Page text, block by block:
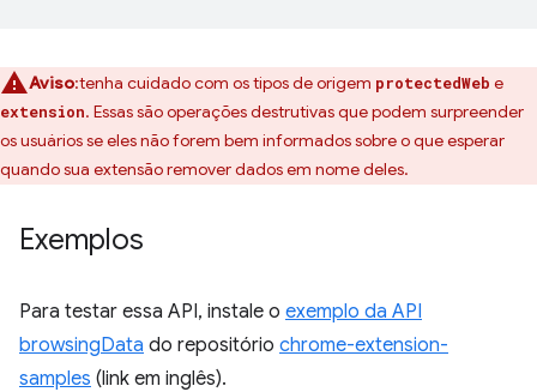
Aviso:tenha cuidado com os tipos de origem protectedWeb e
extension. Essas são operações destrutivas que podem surpreender
os usuários se eles não forem bem informados sobre o que esperar
quando sua extensão remover dados em nome deles.
Exemplos
Para testar essa API, instale o exemplo da API
browsingData do repositório chrome-extension-
samples (link em inglês).